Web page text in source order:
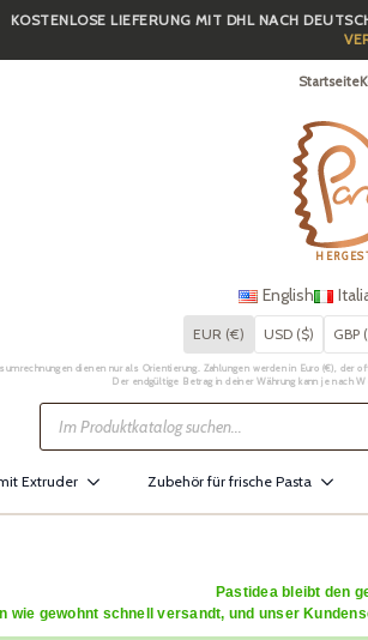
KOSTENLOSE LIEFERUNG MIT DHL NACH
Startseite
English
EUR (€) USD ($) GBP
dienen nur als Orientierung. Zahlungen werden in Euro (€),
Der endgültige Betrag in deiner Währung kann je nach
Products
search
Extruder Zubehör für frische Pasta
Pastidea bleibt den
wie gewohnt schnell versandt, und unser